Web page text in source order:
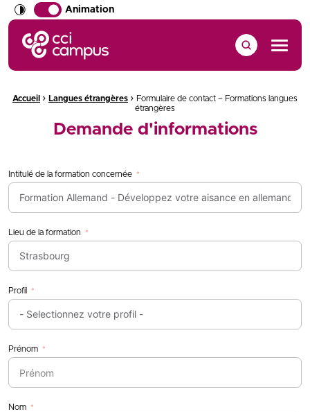
Animation
CCI Campus La formation qui vous ressemble
Menu
Fil d'Ariane :
Accueil › Langues étrangères › Formulaire de contact – Formations langues
étrangères
Demande d'informations
Intitulé de la formation concernée
Lieu de la formation
Profil
Prénom
Nom